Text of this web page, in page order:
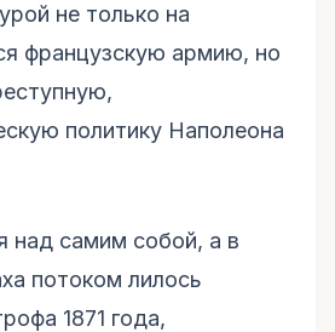
не только на
французскую армию, но
политику Наполеона
над самим собой, а в
потоком лилось
1871 года,